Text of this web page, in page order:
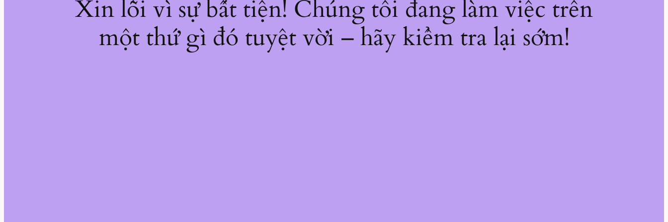
Xin lỗi vì sự bất tiện! Chúng tôi đang làm việc trên
một thứ gì đó tuyệt vời – hãy kiểm tra lại sớm!